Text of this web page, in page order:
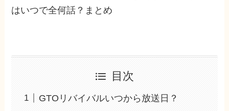
はいつで全何話？まとめ
目次
GTOリバイバルいつから放送日？